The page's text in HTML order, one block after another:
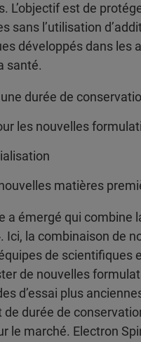
L’objectif est de
sans l’utilisation
développés dans
santé.
durée de
les nouvelles
matières
émergé qui combine
Ici, la combinaison de
de scientifiques
de nouvelles
d’essai plus
durée de
le marché. Electron